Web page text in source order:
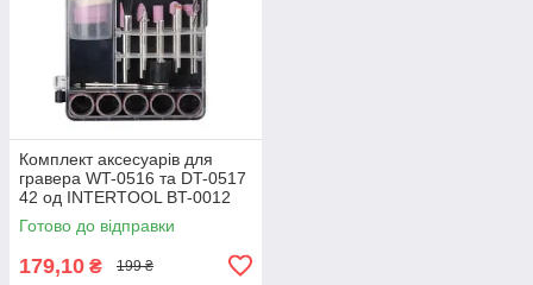
Комплект аксесуарів для
гравера WT-0516 та DT-0517
42 од INTERTOOL BT-0012
Готово до відправки
179,10 ₴ 199 ₴